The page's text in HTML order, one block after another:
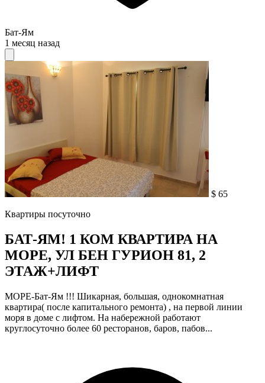
Бат-Ям
1 месяц назад
$ 65
Квартиры посуточно
БАТ-ЯМ! 1 КОМ КВАРТИРА НА
МОРЕ, УЛ БЕН ГУРИОН 81, 2
ЭТАЖ+ЛИФТ
МОРЕ-Бат-Ям !!! Шикарная, большая, однокомнатная
квартира( после капитального ремонта) , на первой линии
моря в доме с лифтом. На набережной работают
круглосуточно более 60 ресторанов, баров, пабов...